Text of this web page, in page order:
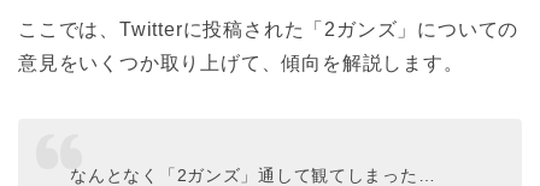
ここでは、Twitterに投稿された「2ガンズ」についての
意見をいくつか取り上げて、傾向を解説します。
なんとなく「2ガンズ」通して観てしまった…